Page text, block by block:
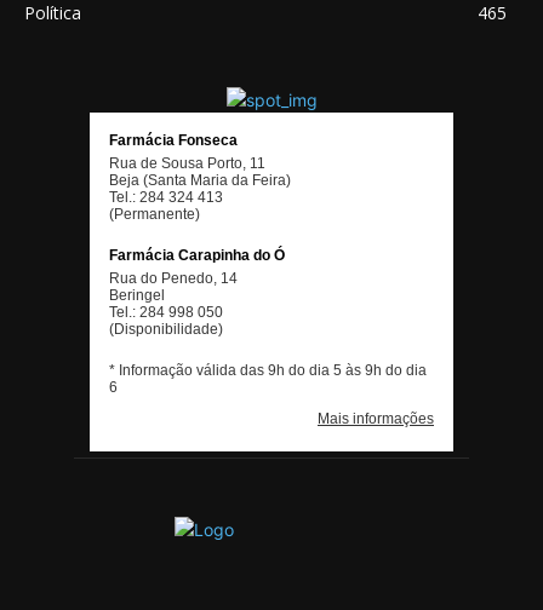
Política
465